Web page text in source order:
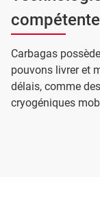
compétente
Carbagas
pouvons livrer et
délais, comme
cryogéniques